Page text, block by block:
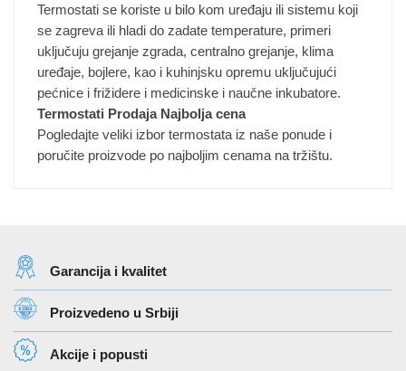
Termostati se koriste u bilo kom uređaju ili sistemu koji
se zagreva ili hladi do zadate temperature, primeri
uključuju grejanje zgrada, centralno grejanje, klima
uređaje, bojlere, kao i kuhinjsku opremu uključujući
pećnice i frižidere i medicinske i naučne inkubatore.
Termostati Prodaja Najbolja cena
Pogledajte veliki izbor termostata iz naše ponude i
poručite proizvode po najboljim cenama na tržištu.
Garancija i kvalitet
Proizvedeno u Srbiji
Akcije i popusti